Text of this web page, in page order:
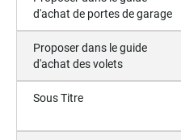
d'achat de portes de garage
Proposer dans le guide
d'achat des volets
Sous Titre